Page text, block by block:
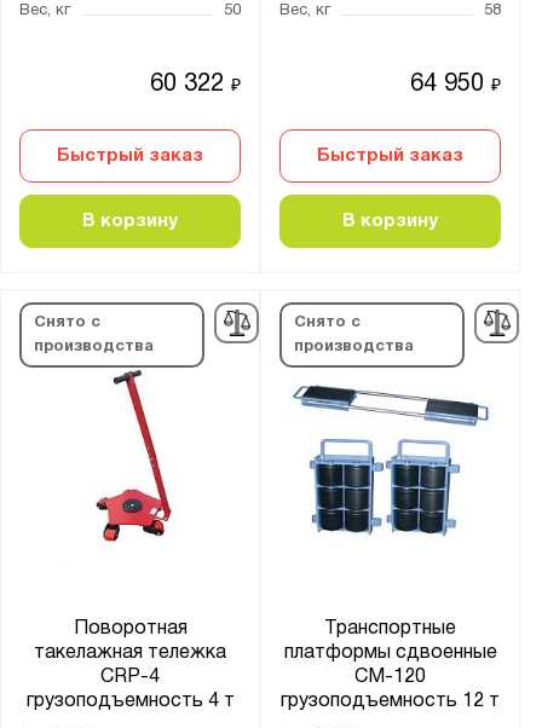
Вес, кг
50
60 322₽
Быстрый заказ
В корзину
Вес, кг
58
64 950₽
Быстрый заказ
В корзину
Снято с
производства
Поворотная
такелажная тележка
CRP-4
грузоподъемность 4 т
Снято с
производства
Транспортные
платформы сдвоенные
CM-120
грузоподъемность 12 т